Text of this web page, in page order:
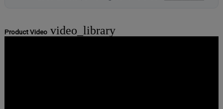
Product Video video_library